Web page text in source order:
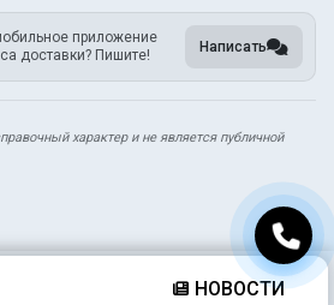
приложение
доставки? Пишите!
Написать
характер и не является публичной
НОВОСТИ